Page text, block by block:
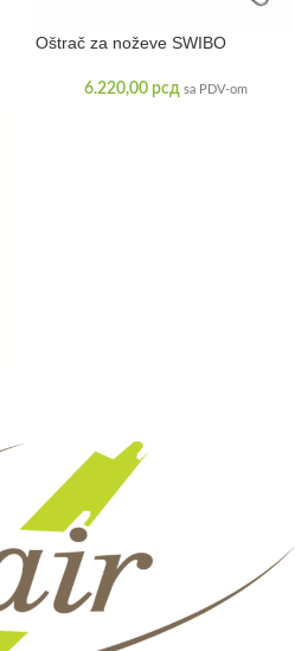
Oštrač za noževe SWIBO
6.220,00 рсд sa PDV-om